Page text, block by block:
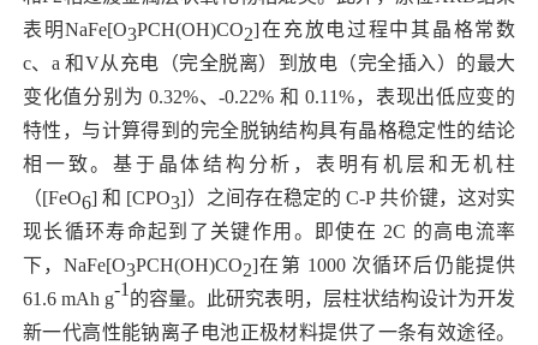
表明NaFe[O3PCH(OH)CO2]在充放电过程中其晶格常数
c、 a和V从充电（完全脱离）到放电（完全插入）的最大
变化值分别为 0.32%、-0.22%和0.11%，表现出低应变的
特性，与计算得到的完全脱钠结构具有晶格稳定性的结论
相一致。基于晶体结构分析，表明有机层和无机柱
（[FeO6]和 [CPO3]）之间存在稳定的C-P共价键，这对实
现长循环寿命起到了关键作用。即使在 2C 的高电流率
下，NaFe[O3PCH(OH)CO2]在第 1000 次循环后仍能提供
61.6 mAh g-1 的容量。此研究表明，层柱状结构设计为开发
新一代高性能钠离子电池正极材料提供了一条有效途径。